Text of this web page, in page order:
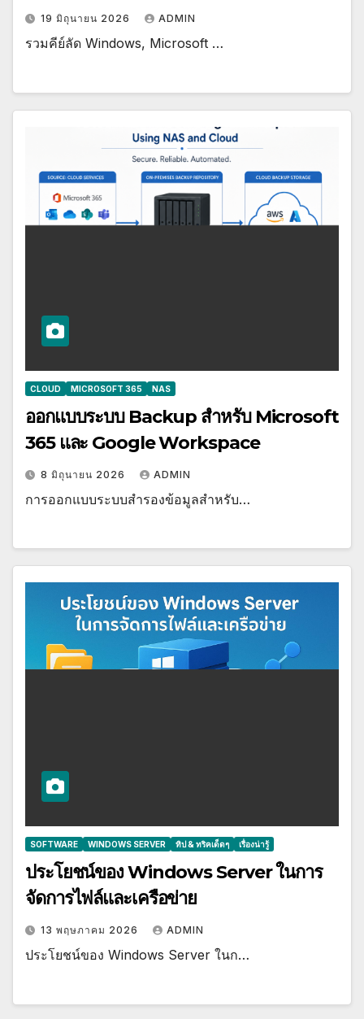
19 มิถุนายน 2026 ADMIN
รวมคีย์ลัด Windows, Microsoft …
CLOUD MICROSOFT 365 NAS
ออกแบบระบบ Backup สำหรับ Microsoft
365 และ Google Workspace
8 มิถุนายน 2026 ADMIN
การออกแบบระบบสำรองข้อมูลสำหรับ…
SOFTWARE WINDOWS SERVER ทิป & ทริคเด็ดๆ เรื่องน่ารู้
ประโยชน์ของ Windows Server ในการ
จัดการไฟล์และเครือข่าย
13 พฤษภาคม 2026 ADMIN
ประโยชน์ของ Windows Server ในก…